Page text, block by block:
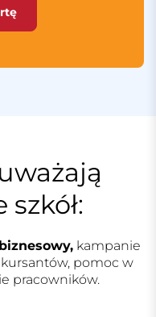
szkół:
kampanie
pomoc w
pracowników.